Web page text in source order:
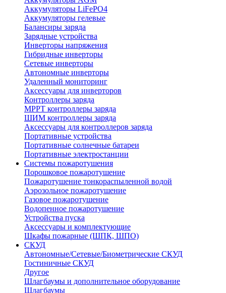
Аккумуляторы LiFePO4
Аккумуляторы гелевые
Балансиры заряда
Зарядные устройства
Инверторы напряжения
Гибридные инверторы
Сетевые инверторы
Автономные инверторы
Удаленный мониторинг
Аксессуары для инверторов
Контроллеры заряда
MPPT контроллеры заряда
ШИМ контроллеры заряда
Аксессуары для контроллеров заряда
Портативные устройства
Портативные солнечные батареи
Портативные электростанции
Системы пожаротушения
Порошковое пожаротушение
Пожаротушение тонкораспыленной водой
Аэрозольное пожаротушение
Газовое пожаротушение
Водопенное пожаротушение
Устройства пуска
Аксессуары и комплектующие
Шкафы пожарные (ШПК, ШПО)
СКУД
Автономные/Сетевые/Биометрические СКУД
Гостиничные СКУД
Другое
Шлагбаумы и дополнительное оборудование
Шлагбаумы